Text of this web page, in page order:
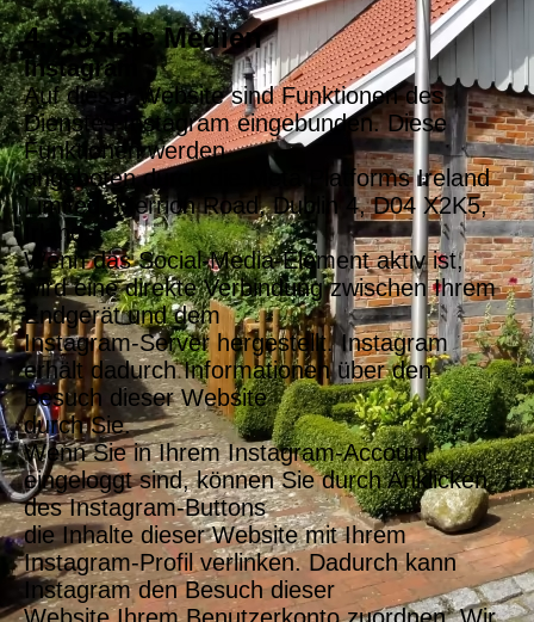
4. Soziale Medien
Instagram
Auf dieser Website sind Funktionen des
Dienstes Instagram eingebunden. Diese
Funktionen werden
angeboten durch die Meta Platforms Ireland
Limited, Merrion Road, Dublin 4, D04 X2K5,
Irland.
Wenn das Social-Media-Element aktiv ist,
wird eine direkte Verbindung zwischen Ihrem
Endgerät und dem
Instagram-Server hergestellt. Instagram
erhält dadurch Informationen über den
Besuch dieser Website
durch Sie.
Wenn Sie in Ihrem Instagram-Account
eingeloggt sind, können Sie durch Anklicken
des Instagram-Buttons
die Inhalte dieser Website mit Ihrem
Instagram-Profil verlinken. Dadurch kann
Instagram den Besuch dieser